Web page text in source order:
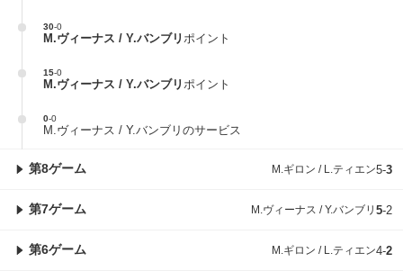
30-0
M.ヴィーナス / Y.バンブリ ポイント
15-0
M.ヴィーナス / Y.バンブリ ポイント
0-0
M.ヴィーナス / Y.バンブリのサービス
第8ゲーム M.ギロン / L.ティエン5-3
第7ゲーム M.ヴィーナス / Y.バンブリ 5-2
第6ゲーム M.ギロン / L.ティエン4-2